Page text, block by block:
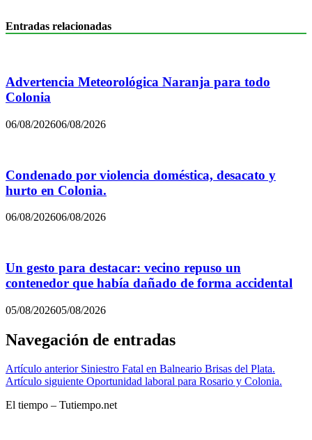
Entradas relacionadas
Advertencia Meteorológica Naranja para todo
Colonia
06/08/202606/08/2026
Condenado por violencia doméstica, desacato y
hurto en Colonia.
06/08/202606/08/2026
Un gesto para destacar: vecino repuso un
contenedor que había dañado de forma accidental
05/08/202605/08/2026
Navegación de entradas
Artículo anterior Siniestro Fatal en Balneario Brisas del Plata.
Artículo siguiente Oportunidad laboral para Rosario y Colonia.
El tiempo – Tutiempo.net